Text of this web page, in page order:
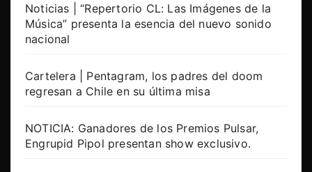
Noticias | “Repertorio CL: Las Imágenes de la
Música” presenta la esencia del nuevo sonido
nacional
Cartelera | Pentagram, los padres del doom
regresan a Chile en su última misa
NOTICIA: Ganadores de los Premios Pulsar,
Engrupid Pipol presentan show exclusivo.